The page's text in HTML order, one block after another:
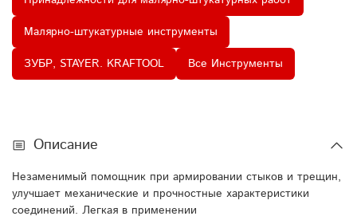
Малярно-штукатурные инструменты
ЗУБР, STAYER. KRAFTOOL
Все Инструменты
Описание
Незаменимый помощник при армировании стыков и трещин,
улучшает механические и прочностные характеристики
соединений. Легкая в применении